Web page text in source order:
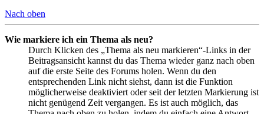
Nach oben
Wie markiere ich ein Thema als neu?
Durch Klicken des „Thema als neu markieren“-Links in der
Beitragsansicht kannst du das Thema wieder ganz nach oben
auf die erste Seite des Forums holen. Wenn du den
entsprechenden Link nicht siehst, dann ist die Funktion
möglicherweise deaktiviert oder seit der letzten Markierung ist
nicht genügend Zeit vergangen. Es ist auch möglich, das